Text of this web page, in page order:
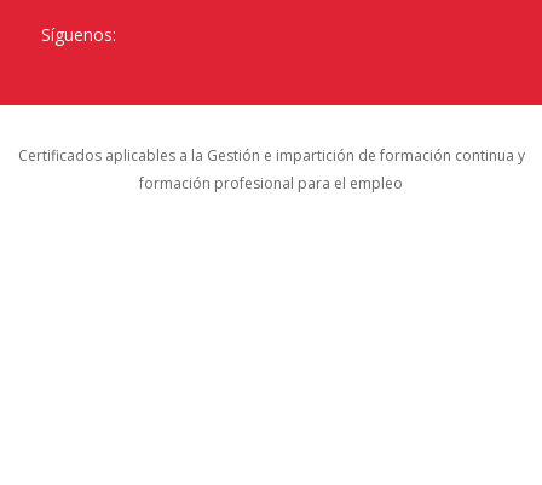
Síguenos:
Certificados aplicables a la Gestión e impartición de formación continua y
formación profesional para el empleo